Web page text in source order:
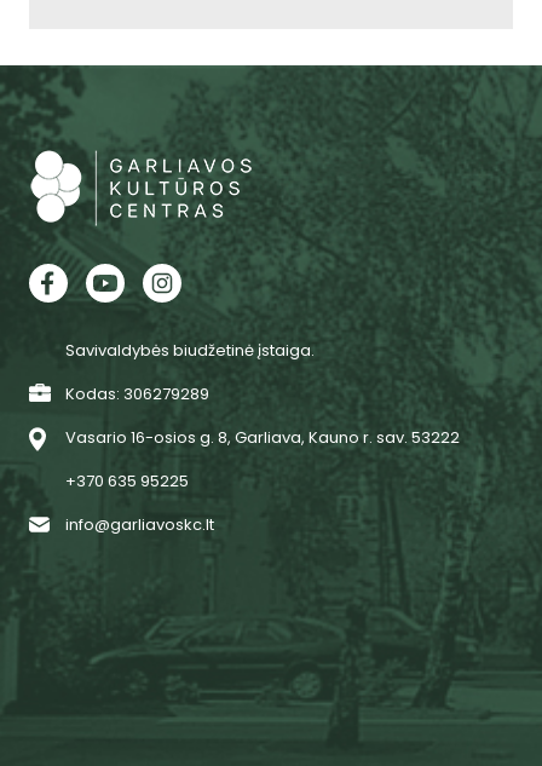
Savivaldybės biudžetinė įstaiga.
Kodas: 306279289
Vasario 16-osios g. 8, Garliava, Kauno r. sav. 53222
+370 635 95225
info@garliavoskc.lt